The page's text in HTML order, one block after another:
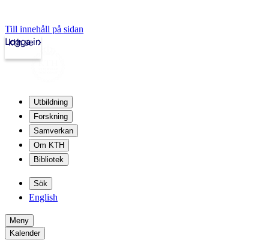
Till innehåll på sidan
kth.se
Logga in
Utbildning
Forskning
Samverkan
Om KTH
Bibliotek
Sök
English
Meny
Kalender